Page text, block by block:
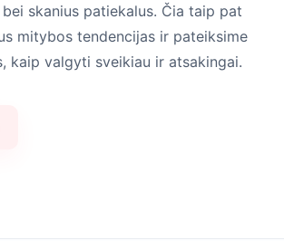
skanius patiekalus. Čia taip pat
mitybos tendencijas ir pateiksime
kaip valgyti sveikiau ir atsakingai.